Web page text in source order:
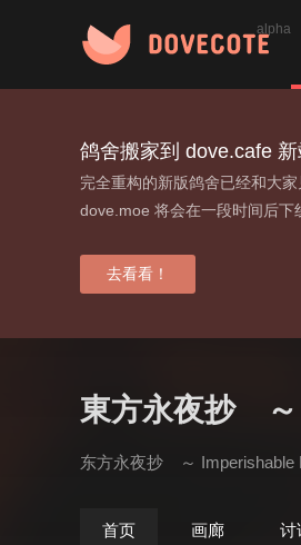
alpha
鸽舍搬家到 dove.cafe 新
完全重构的新版鸽舍已经和大
dove.moe 将会在一段时间后
去看看！
東方永夜抄
东方永夜抄 ～ Imperishable
首页 画廊 讨